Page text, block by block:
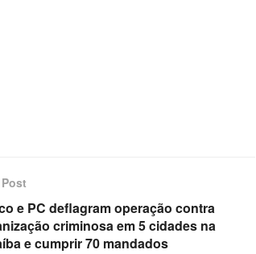
e PC deflagram operação contra
criminosa em 5 cidades na
e cumprir 70 mandados